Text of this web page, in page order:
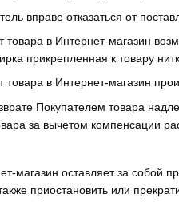
вправе отказаться от
товара в Интернет-магазин
прикрепленная к товару
товара в Интернет-магазин
Покупателем товара
за вычетом компенсации
магазин оставляет за собой
приостановить или